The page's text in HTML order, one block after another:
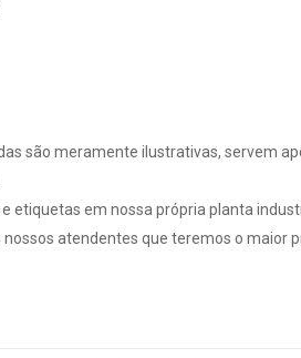
são meramente ilustrativas, servem
etiquetas em nossa própria planta
atendentes que teremos o maior